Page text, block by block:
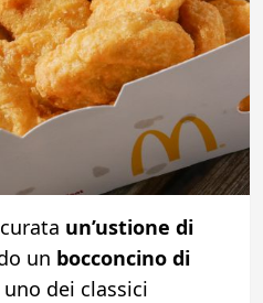
un’ustione di
un bocconcino di
uno dei classici